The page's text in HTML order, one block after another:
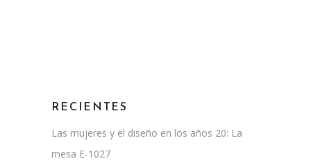
RECIENTES
Las mujeres y el diseño en los años 20: La
mesa E-1027